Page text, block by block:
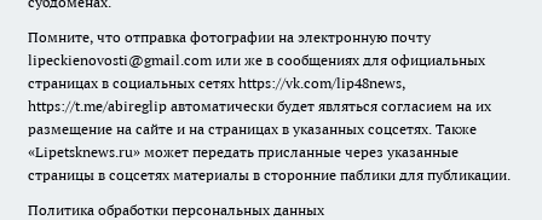
Помните, что отправка фотографии на электронную почту
lipeckienovosti@gmail.com или же в сообщениях для официальных
страницах в социальных сетях https://vk.com/lip48news,
https://t.me/abireglip автоматически будет являться согласием на их
размещение на сайте и на страницах в указанных соцсетях. Также
«Lipetsknews.ru» может передать присланные через указанные
страницы в соцсетях материалы в сторонние паблики для публикации.
Политика обработки персональных данных